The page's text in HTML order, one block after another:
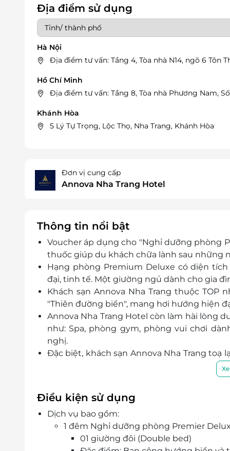
Địa điểm sử dụng
Hà Nội
Địa điểm tư vấn: Tầng 4, Tòa nhà N14, ngõ 6 Tôn
Hồ Chí Minh
Địa điểm tư vấn: Tầng 8, Tòa nhà Phương Nam,
Khánh Hòa
5 Lý Tự Trọng, Lộc Thọ, Nha Trang, Khánh Hòa
Đơn vị cung cấp
Annova Nha Trang Hotel
Thông tin nổi bật
Voucher áp dụng cho "Nghỉ dưỡng phòng
thuốc giúp du khách chữa lành sau những
Hạng phòng Premium Deluxe có diện tích
đại, tinh tế. Một giường ngủ dành cho gia
Khách sạn Annova Nha Trang thuộc
"Thiên đường biển", mang hơi hướng hiện
Annova Nha Trang Hotel còn làm hài lòng
như: Spa, phòng gym, phòng vui chơi
nghị.
Đặc biệt, khách sạn Annova Nha Trang toạ
Cùng đội ngũ nhân viên chu đáo, nhiệt
quý khách hàng một kỳ nghỉ dưỡng lý
Điều kiện sử dụng
Dịch vụ bao gồm:
1 đêm Nghỉ dưỡng phòng Premier
01 giường đôi (Double bed)